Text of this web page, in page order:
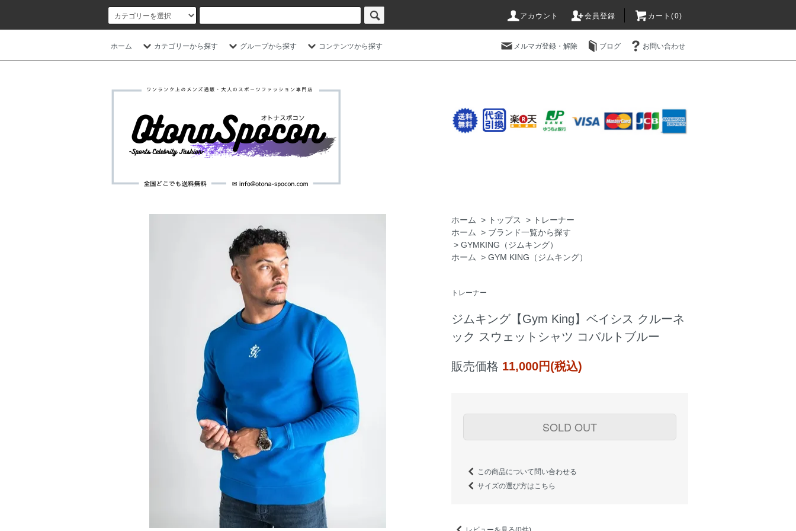
アカウント 会員登録 カート(0)
ホーム カテゴリーから探す グループから探す コンテンツから探す メルマガ登録・解除 ブログ お問い合わせ
ホーム > トップス > トレーナー
ホーム
> ブランド一覧から探す
> GYMKING（ジムキング）
ホーム
> GYM KING（ジムキング）
トレーナー
ジムキング【Gym King】ベイシス クルーネ
ック スウェットシャツ コバルトブルー
販売価格 11,000円(税込)
SOLD OUT
この商品について問い合わせる
サイズの選び方はこちら